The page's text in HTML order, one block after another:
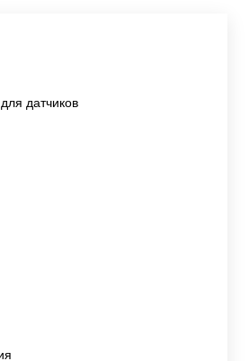
датчиков